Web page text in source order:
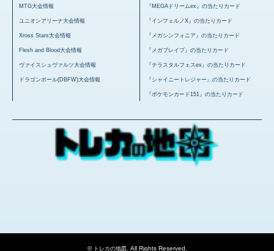
MTG大会情報
ユニオンアリーナ大会情報
Xross Stars大会情報
Flesh and Blood大会情報
ヴァイスシュヴァルツ大会情報
ドラゴンボール(DBFW)大会情報
『MEGAドリームex』の当たりカード
『インフェルノX』の当たりカード
『メガシンフォニア』の当たりカード
『メガブレイブ』の当たりカード
『テラスタルフェスex』の当たりカード
『シャイニートレジャー』の当たりカード
『ポケモンカード151』の当たりカード
© トレカの地図. All Rights Reserved.